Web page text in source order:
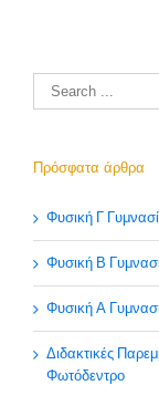
Πρόσφατα άρθρα
Φυσική Γ
Φυσική Β
Φυσική Α
Διδακτικές
Φωτόδεντρο